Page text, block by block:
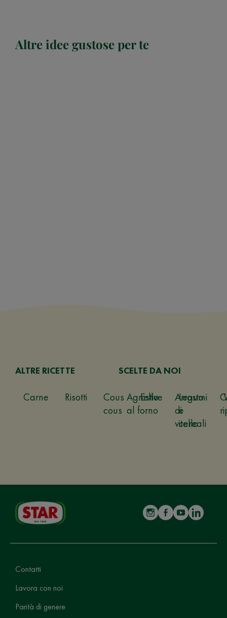
Altre idee gustose per te
ALTRE RICETTE
Carne Risotti
Cous
cous
Estive
Legumi
e
cereali
SCELTE DA NOI
Agnello
al forno
Arrosto
di
vitello
Contatti
Lavora con noi
Parità di genere